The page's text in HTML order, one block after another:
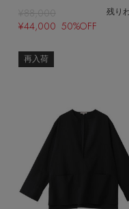
Stay in
¥88,000 残り
¥44,000 50%OFF
再入荷